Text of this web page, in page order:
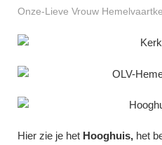
Onze-Lieve Vrouw
Hier zie je het Hooghuis, het